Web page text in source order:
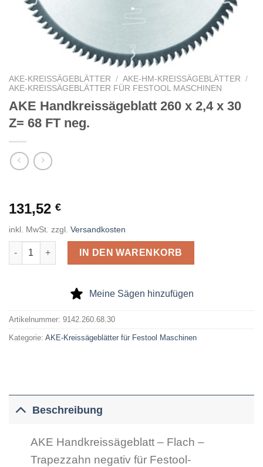
AKE-KREISSÄGEBLÄTTER / AKE-HM-KREISSÄGEBLÄTTER
/
AKE-KREISSÄGEBLÄTTER FÜR FESTOOL MASCHINEN
AKE Handkreissägeblatt 260 x 2,4 x 30
Z= 68 FT neg.
131,52 €
inkl. MwSt. zzgl. Versandkosten
AKE Handkreissägeblatt 260 x 2,4 x 30 Z= 68 FT neg. Menge
IN DEN WARENKORB
Meine Sägen hinzufügen
Artikelnummer: 9142.260.68.30
Kategorie: AKE-Kreissägeblätter für Festool Maschinen
Beschreibung
AKE Handkreissägeblatt – Flach –
Trapezzahn negativ für Festool-